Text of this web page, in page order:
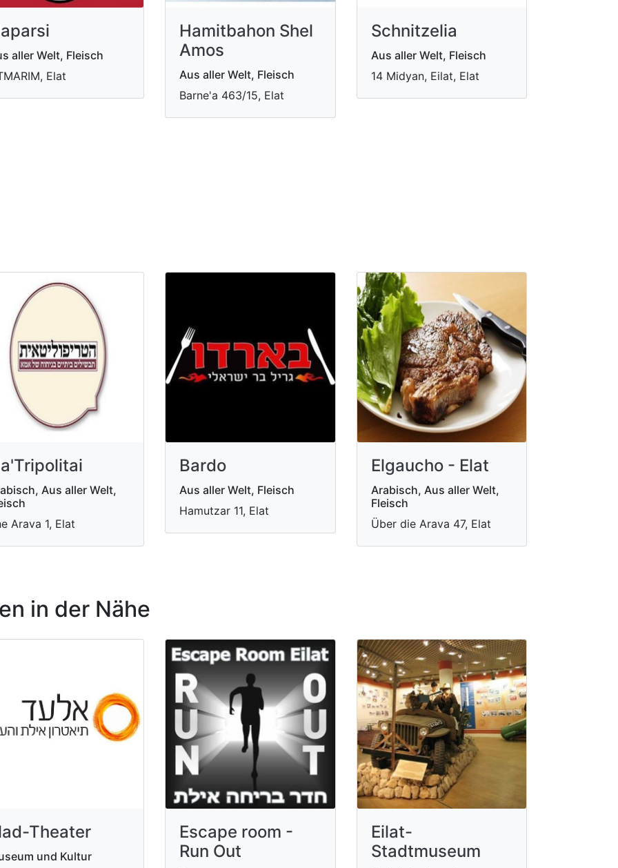
aller Welt, Fleisch
Elat
Hamitbahon Shel
Amos
Aus aller Welt, Fleisch
Barne'a 463/15, Elat
Schnitzelia
Aus aller Welt, Fleisch
14 Midyan, Eilat, Elat
Aus aller Welt,
Arava 1, Elat
Bardo
Aus aller Welt, Fleisch
Hamutzar 11, Elat
Elgaucho - Elat
Arabisch, Aus aller Welt,
Fleisch
Über die Arava 47, Elat
in der Nähe
Theater
und Kultur
Escape room -
Run Out
Eilat-
Stadtmuseum